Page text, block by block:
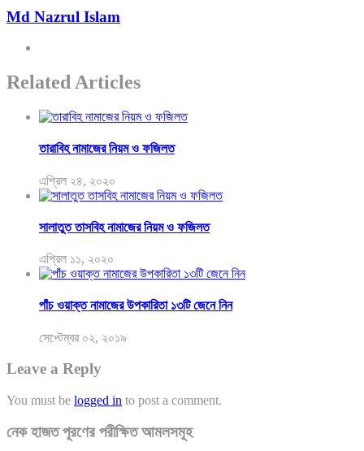
Md Nazrul Islam
Related Articles
তারাবিহ নামাজের নিয়ম ও ফজিলত
এপ্রিল ২৪, ২০২০
সালাতুত তাসবিহ নামাজের নিয়ম ও ফজিলত
এপ্রিল ১১, ২০২০
পাঁচ ওয়াক্ত নামাজের উপকারিতা ১৩টি জেনে নিন
সেপ্টেম্বর ০২, ২০১৯
Leave a Reply
You must be logged in to post a comment.
নেক হাজত পূরণের পরীক্ষিত আমলসমূহ